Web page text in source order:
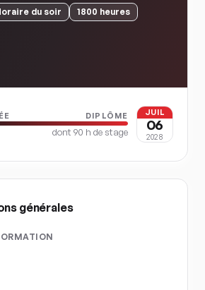
du soir 1800 heures
DIPLÔME
dont 90 h de stage
JUIL
06
2028
générales